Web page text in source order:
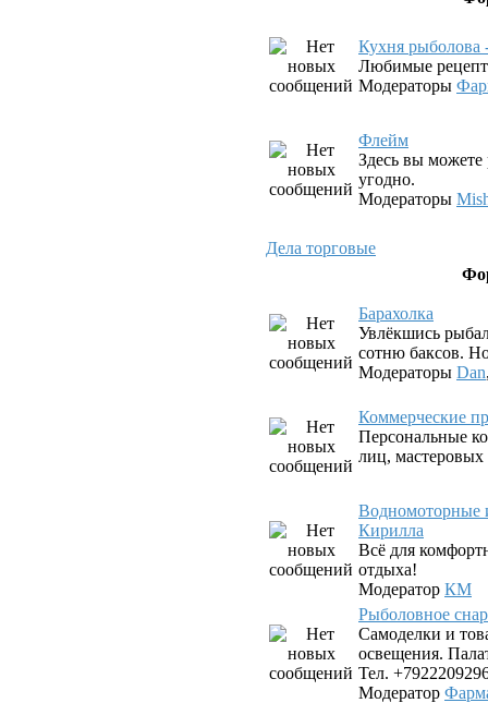
Кухня рыболова
Любимые
Модераторы
Флeйм
Здесь вы можете
угодно.
Модераторы
Дела торговые
Барахолка
Увлёкшись
сотню баксов.
Модераторы Dan
Коммерческие
Персональные
лиц,
Водномоторные
Кирилла
Всё для
отдыха!
Модератор КМ
Рыболовное
Самоделки и
освещения.
Тел.
Модератор